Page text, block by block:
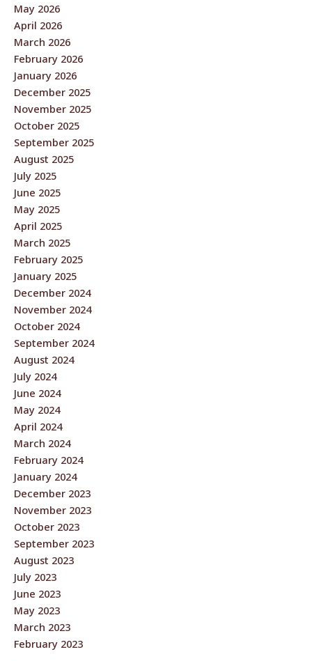
May 2026
April 2026
March 2026
February 2026
January 2026
December 2025
November 2025
October 2025
September 2025
August 2025
July 2025
June 2025
May 2025
April 2025
March 2025
February 2025
January 2025
December 2024
November 2024
October 2024
September 2024
August 2024
July 2024
June 2024
May 2024
April 2024
March 2024
February 2024
January 2024
December 2023
November 2023
October 2023
September 2023
August 2023
July 2023
June 2023
May 2023
March 2023
February 2023